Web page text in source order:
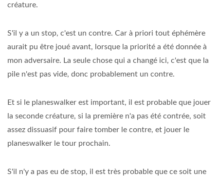
créature.
S'il y a un stop, c'est un contre. Car à priori tout éphémère
aurait pu être joué avant, lorsque la priorité a été donnée à
mon adversaire. La seule chose qui a changé ici, c'est que la
pile n'est pas vide, donc probablement un contre.
Et si le planeswalker est important, il est probable que jouer
la seconde créature, si la première n'a pas été contrée, soit
assez dissuasif pour faire tomber le contre, et jouer le
planeswalker le tour prochain.
S'il n'y a pas eu de stop, il est très probable que ce soit une